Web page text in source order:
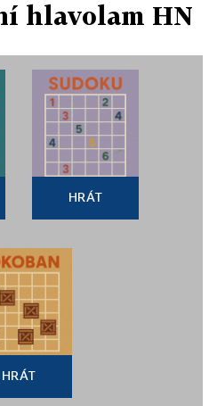
hlavolam HN
HRÁT
HRÁT